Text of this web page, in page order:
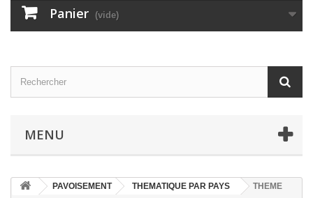
Panier (vide)
MENU
PAVOISEMENT THEMATIQUE PAR PAYS
THEME